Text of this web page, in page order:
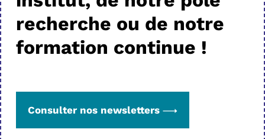
recherche ou de notre
formation continue !
Consulter nos newsletters